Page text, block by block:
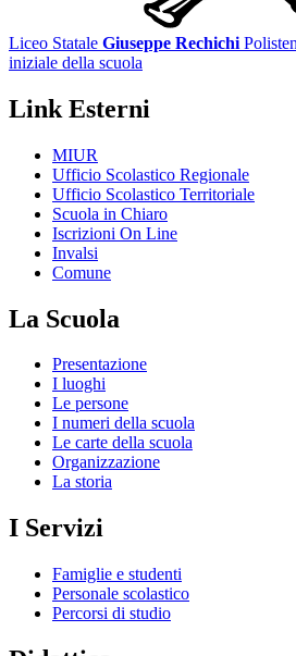
Liceo Statale Giuseppe Rechichi
iniziale della scuola
Link Esterni
MIUR
Ufficio Scolastico Regionale
Ufficio Scolastico Territoriale
Scuola in Chiaro
Iscrizioni On Line
Invalsi
Comune
La Scuola
Presentazione
I luoghi
Le persone
I numeri della scuola
Le carte della scuola
Organizzazione
La storia
I Servizi
Famiglie e studenti
Personale scolastico
Percorsi di studio